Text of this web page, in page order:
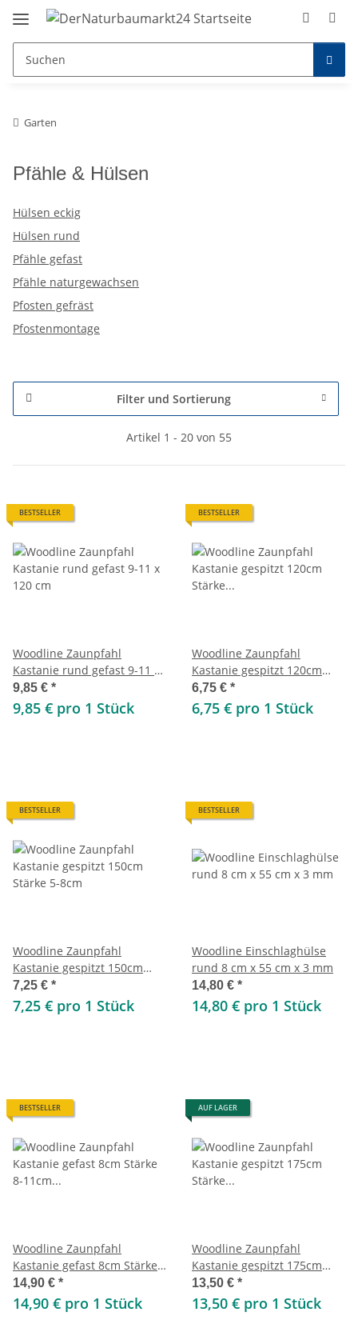
Garten
Pfähle & Hülsen
Hülsen eckig
Hülsen rund
Pfähle gefast
Pfähle naturgewachsen
Pfosten gefräst
Pfostenmontage
Filter und Sortierung
Artikel 1 - 20 von 55
BESTSELLER
Woodline Zaunpfahl
Kastanie rund gefast 9-11 x
120 cm
9,85 € *
9,85 € pro 1 Stück
BESTSELLER
Woodline Zaunpfahl
Kastanie gespitzt 120cm
Stärke 7-10cm
6,75 € *
6,75 € pro 1 Stück
BESTSELLER
Woodline Zaunpfahl
Kastanie gespitzt 150cm
Stärke 5-8cm
7,25 € *
7,25 € pro 1 Stück
BESTSELLER
Woodline Einschlaghülse
rund 8 cm x 55 cm x 3 mm
14,80 € *
14,80 € pro 1 Stück
BESTSELLER
Woodline Zaunpfahl
Kastanie gefast 8cm Stärke
8-11cm 200cm
14,90 € *
14,90 € pro 1 Stück
AUF LAGER
Woodline Zaunpfahl
Kastanie gespitzt 175cm
Stärke 10-12cm
13,50 € *
13,50 € pro 1 Stück